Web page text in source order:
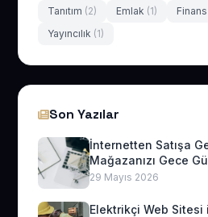
Tanıtım (2) Emlak (1) Finans
Yayıncılık (1)
Son Yazılar
İnternetten Satışa
Mağazanızı Gece
29 Mayıs 2026
Elektrikçi Web Sitesi